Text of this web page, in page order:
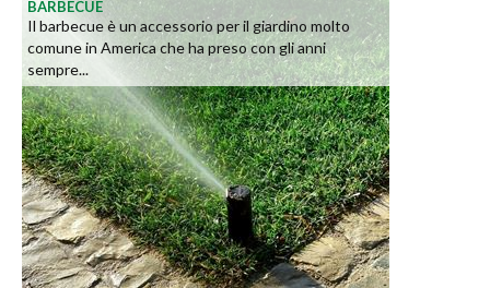
BARBECUE
Il barbecue è un accessorio per il giardino molto
comune in America che ha preso con gli anni
sempre...